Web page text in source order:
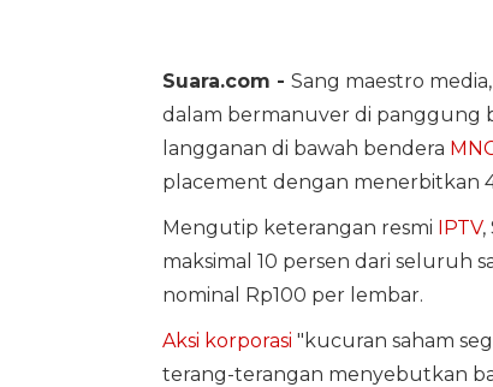
Suara.com - Sang maestro media,
dalam bermanuver di panggung
langganan di bawah bendera
placement dengan menerbitkan
Mengutip keterangan resmi IPTV,
maksimal 10 persen dari seluruh
nominal Rp100 per lembar.
Aksi korporasi "kucuran saham
terang-terangan menyebutkan